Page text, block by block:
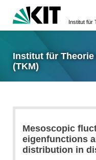
Institut für
(TKM)
Mesoscopic
eigenfunctions
distribution in